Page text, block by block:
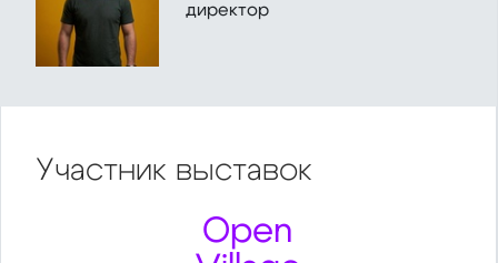
директор
Участник выставок
Open